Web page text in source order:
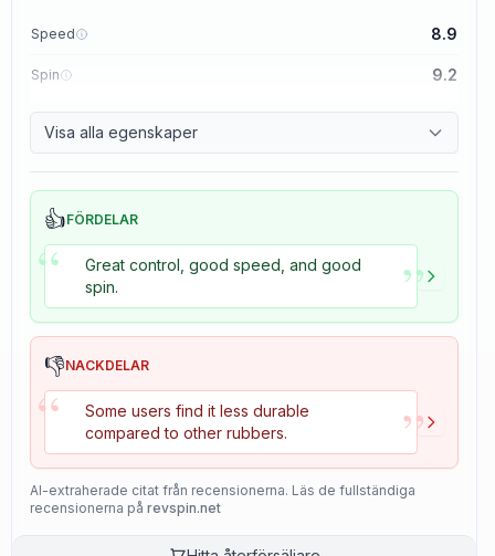
Speed 8.9
Spin 9.2
Visa alla egenskaper
👍FÖRDELAR
“
Great control, good speed, and good
spin.
”
👎NACKDELAR
“
Some users find it less durable
compared to other rubbers.
”
AI-extraherade citat från recensionerna. Läs de fullständiga
recensionerna på revspin.net